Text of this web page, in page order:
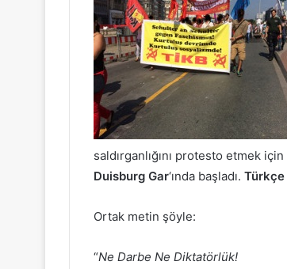
saldırganlığını protesto etmek için
Duisburg Gar‘ında başladı. Türkçe
Ortak metin şöyle:
“Ne Darbe Ne Diktatörlük!